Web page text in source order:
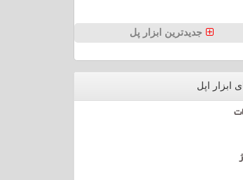
جدیدترین ابزار پل
ابزار اپل